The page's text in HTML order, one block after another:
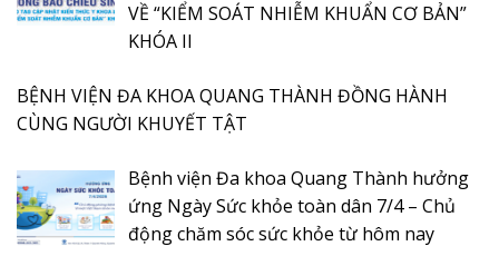
VỀ “KIỂM SOÁT NHIỄM KHUẨN CƠ BẢN”
KHÓA II
BỆNH VIỆN ĐA KHOA QUANG THÀNH ĐỒNG HÀNH
CÙNG NGƯỜI KHUYẾT TẬT
Bệnh viện Đa khoa Quang Thành hưởng
ứng Ngày Sức khỏe toàn dân 7/4 – Chủ
động chăm sóc sức khỏe từ hôm nay